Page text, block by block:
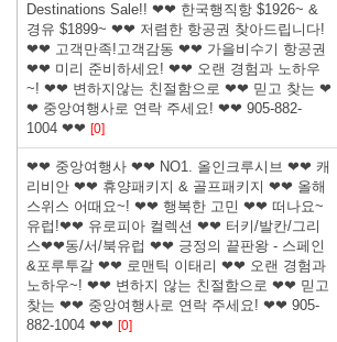
Destinations Sale!! ❤❤ 한국행직항 $1926~ &
경유 $1899~ ❤❤ 저렴한 항공권 찾아드립니다!
❤❤ 고객만족!고객감동 ❤❤ 가을비수기 항공권
❤❤ 미리 준비하세요! ❤❤ 오랜 경험과 노하우
~! ❤❤ 변하지않는 친절함으로 ❤❤ 믿고 찾는 ❤
❤ 중앙여행사로 연락 주세요! ❤❤ 905-882-
1004 ❤❤ [0]
❤❤ 중앙여행사 ❤❤ NO1. 올인크루시브 ❤❤ 캐
리비안 ❤❤ 휴양패키지 & 골프패키지 ❤❤ 올해
스위스 어때요~! ❤❤ 행복한 고민 ❤❤ 떠나요~
유럽!❤❤ 유로피아 컬렉션 ❤❤ 터키/발칸/그리
스❤❤동/서/북유럽 ❤❤ 긍정의 끝판왕 - 스페인
&포루투갈 ❤❤ 로맨틱 이태리 ❤❤ 오랜 경험과
노하우~! ❤❤ 변하지 않는 친절함으로 ❤❤ 믿고
찾는 ❤❤ 중앙여행사로 연락 주세요! ❤❤ 905-
882-1004 ❤❤ [0]